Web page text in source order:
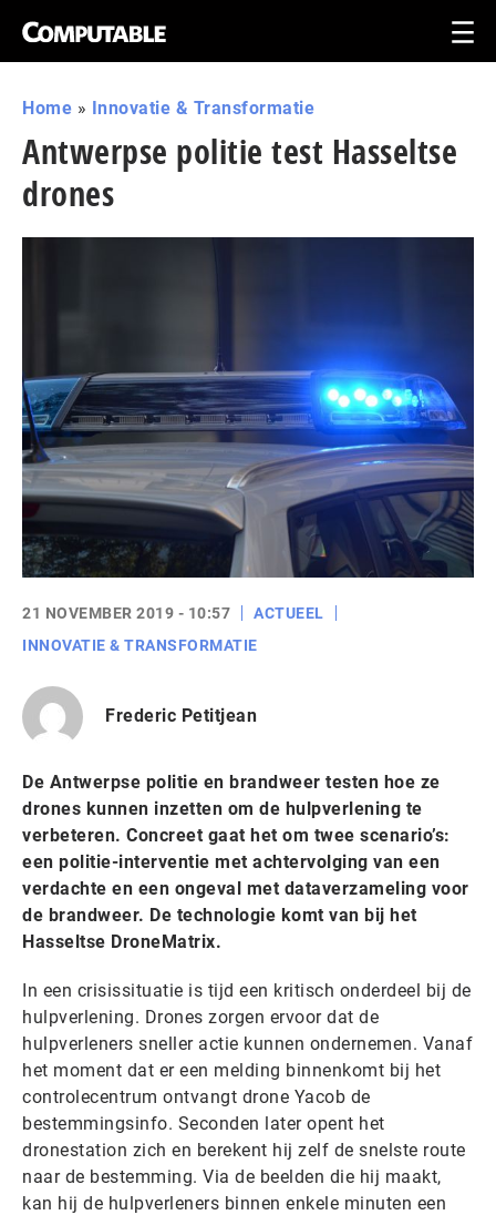
Home » Innovatie & Transformatie
Antwerpse politie test Hasseltse
drones
21 NOVEMBER 2019 - 10:57
ACTUEEL
INNOVATIE & TRANSFORMATIE
Frederic Petitjean
De Antwerpse politie en brandweer testen hoe ze
drones kunnen inzetten om de hulpverlening te
verbeteren. Concreet gaat het om twee scenario’s:
een politie-interventie met achtervolging van een
verdachte en een ongeval met dataverzameling voor
de brandweer. De technologie komt van bij het
Hasseltse DroneMatrix.
In een crisissituatie is tijd een kritisch onderdeel bij de
hulpverlening. Drones zorgen ervoor dat de
hulpverleners sneller actie kunnen ondernemen. Vanaf
het moment dat er een melding binnenkomt bij het
controlecentrum ontvangt drone Yacob de
bestemmingsinfo. Seconden later opent het
dronestation zich en berekent hij zelf de snelste route
naar de bestemming. Via de beelden die hij maakt,
kan hij de hulpverleners binnen enkele minuten een